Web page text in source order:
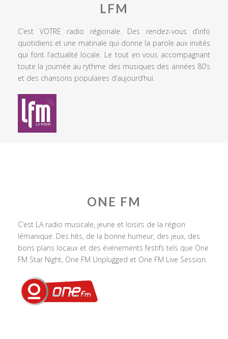
LFM
C’est VOTRE radio régionale. Des rendez-vous d’info
quotidiens et une matinale qui donne la parole aux invités
qui font l’actualité locale. Le tout en vous accompagnant
toute la journée au rythme des musiques des années 80’s
et des chansons populaires d’aujourd’hui.
ONE FM
C’est LA radio musicale, jeune et loisirs de la région
lémanique. Des hits, de la bonne humeur, des jeux, des
bons plans locaux et des événements festifs tels que One
FM Star Night, One FM Unplugged et One FM Live Session.